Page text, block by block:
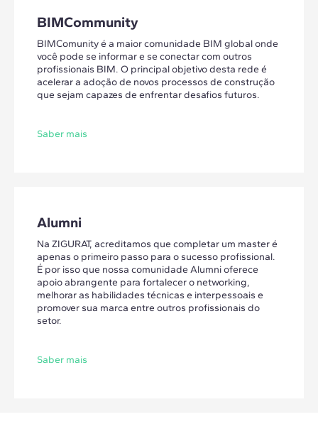
BIMCommunity
BIMComunity é a maior comunidade BIM global onde
você pode se informar e se conectar com outros
profissionais BIM. O principal objetivo desta rede é
acelerar a adoção de novos processos de construção
que sejam capazes de enfrentar desafios futuros.
Saber mais
Alumni
Na ZIGURAT, acreditamos que completar um master é
apenas o primeiro passo para o sucesso profissional.
É por isso que nossa comunidade Alumni oferece
apoio abrangente para fortalecer o networking,
melhorar as habilidades técnicas e interpessoais e
promover sua marca entre outros profissionais do
setor.
Saber mais